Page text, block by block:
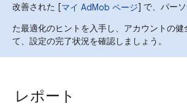
改善された [マイ AdMob ページ] で、パー
た最適化のヒントを入手し、アカウントの健
て、設定の完了状況を確認しましょう。
レポート